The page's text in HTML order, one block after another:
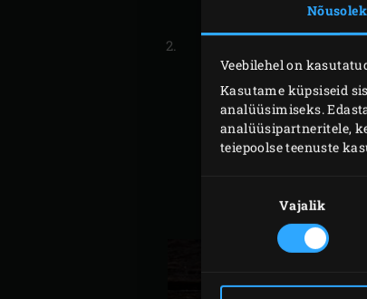
Nõusolek
Veebilehel on
Kasutame küpsiseid
analüüsimiseks.
analüüsipartneritele,
teiepoolse teenuste
Vajalik
pisut